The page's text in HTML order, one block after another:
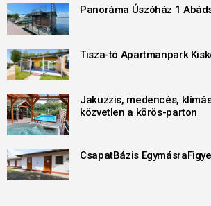
Panoráma Úszóház 1
Tisza-tó Apartmanpark
Jakuzzis, medencés,
közvetlen a körös-parton
CsapatBázis